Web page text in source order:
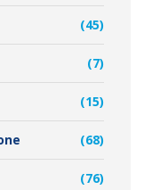
(45)
(7)
(15)
(68)
(76)